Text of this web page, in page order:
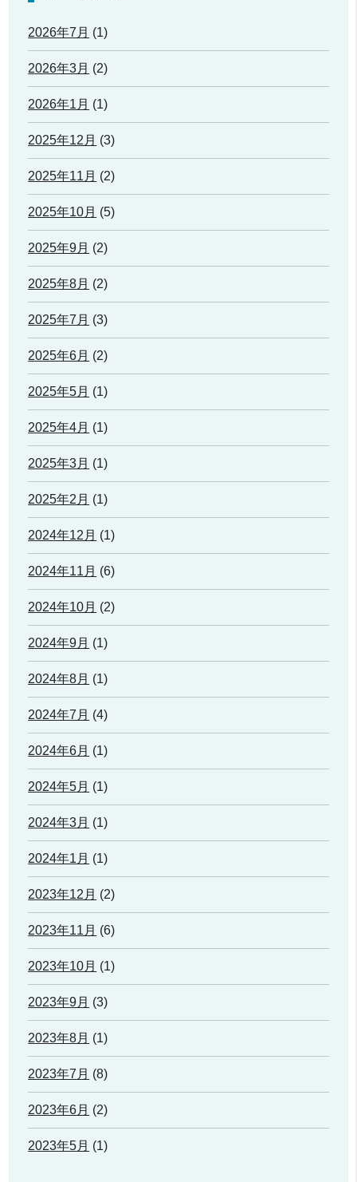
2026年7月 (1)
2026年3月 (2)
2026年1月 (1)
2025年12月 (3)
2025年11月 (2)
2025年10月 (5)
2025年9月 (2)
2025年8月 (2)
2025年7月 (3)
2025年6月 (2)
2025年5月 (1)
2025年4月 (1)
2025年3月 (1)
2025年2月 (1)
2024年12月 (1)
2024年11月 (6)
2024年10月 (2)
2024年9月 (1)
2024年8月 (1)
2024年7月 (4)
2024年6月 (1)
2024年5月 (1)
2024年3月 (1)
2024年1月 (1)
2023年12月 (2)
2023年11月 (6)
2023年10月 (1)
2023年9月 (3)
2023年8月 (1)
2023年7月 (8)
2023年6月 (2)
2023年5月 (1)